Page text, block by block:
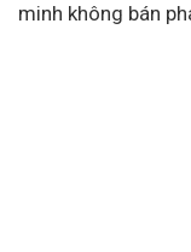
minh không bán